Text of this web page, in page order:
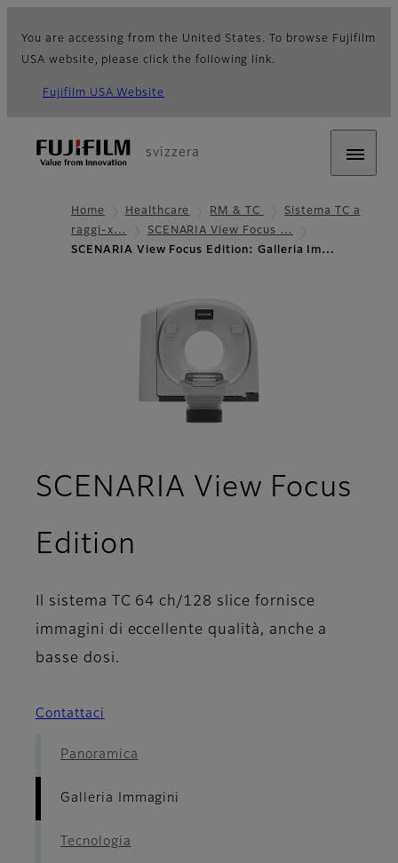
You are accessing from the United States. To browse Fujifilm
USA website, please click the following link.
Fujifilm USA Website
svizzera
Home Healthcare RM & TC
Sistema TC a
raggi-x…
SCENARIA View Focus …
SCENARIA View Focus Edition: Galleria Im…
SCENARIA View Focus
Edition
Il sistema TC 64 ch/128 slice fornisce
immagini di eccellente qualità, anche a
basse dosi.
Contattaci
Panoramica
Galleria Immagini
Tecnologia